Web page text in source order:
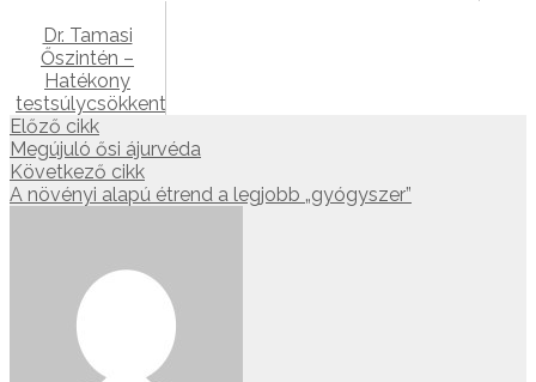
Dr. Tamasi
Őszintén –
Hatékony
testsúlycsökkentés
Előző cikk
Megújuló ősi ájurvéda
Következő cikk
A növényi alapú étrend a legjobb „gyógyszer”